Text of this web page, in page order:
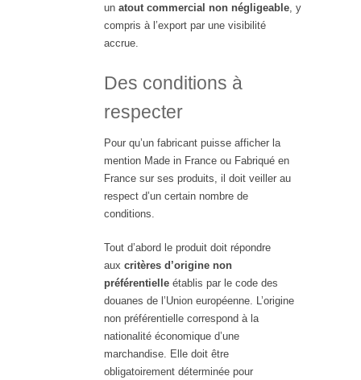
un atout commercial non négligeable , y
compris à l’export par une visibilité
accrue.
Des conditions à
respecter
Pour qu’un fabricant puisse afficher la
mention Made in France ou Fabriqué en
France sur ses produits, il doit veiller au
respect d’un certain nombre de
conditions.
Tout d’abord le produit doit répondre
aux critères d’origine non
préférentielle établis par le code des
douanes de l’Union européenne. L’origine
non préférentielle correspond à la
nationalité économique d’une
marchandise. Elle doit être
obligatoirement déterminée pour